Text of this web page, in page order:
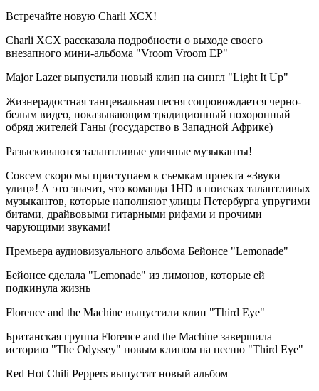
Встречайте новую Charli ХСХ!
Charli XCX рассказала подробности о выходе своего
внезапного мини-альбома "Vroom Vroom EP"
Major Lazer выпустили новый клип на сингл "Light It Up"
Жизнерадостная танцевальная песня сопровождается черно-
белым видео, показывающим традиционный похоронный
обряд жителей Ганы (государство в Западной Африке)
Разыскиваются талантливые уличные музыканты!
Совсем скоро мы приступаем к съемкам проекта «Звуки
улиц»! А это значит, что команда 1HD в поисках талантливых
музыкантов, которые наполняют улицы Петербурга упругими
битами, драйвовыми гитарными рифами и прочими
чарующими звуками!
Премьера аудиовизуального альбома Бейонсе "Lemonade"
Бейонсе сделала "Lemonade" из лимонов, которые ей
подкинула жизнь
Florence and the Machine выпустили клип "Third Eye"
Британская группа Florence and the Machine завершила
историю "The Odyssey" новым клипом на песню "Third Eye"
Red Hot Chili Peppers выпустят новый альбом